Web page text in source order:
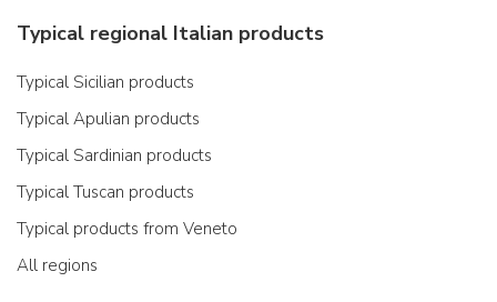
Typical regional Italian products
Typical Sicilian products
Typical Apulian products
Typical Sardinian products
Typical Tuscan products
Typical products from Veneto
All regions